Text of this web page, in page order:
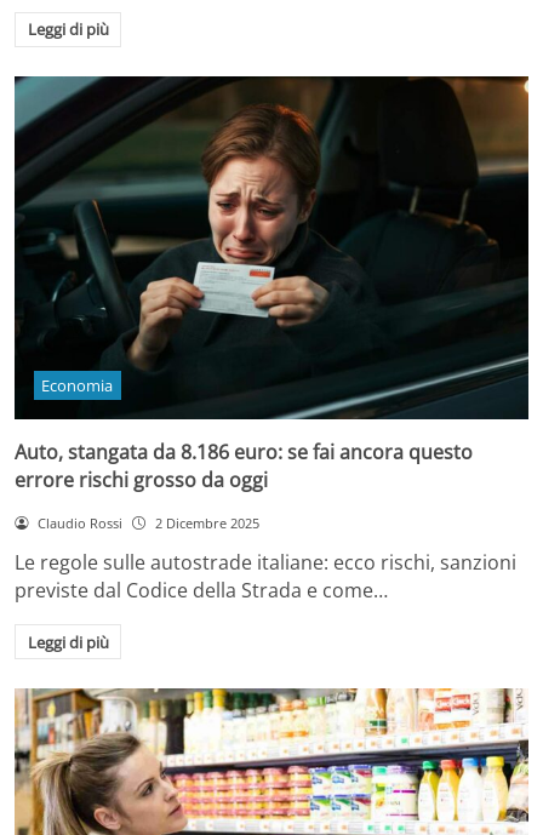
Leggi di più
Economia
Auto, stangata da 8.186 euro: se fai ancora questo
errore rischi grosso da oggi
Claudio Rossi 2 Dicembre 2025
Le regole sulle autostrade italiane: ecco rischi, sanzioni
previste dal Codice della Strada e come…
Leggi di più